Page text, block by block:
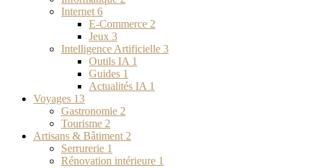
Internet 6
E-Commerce 2
Jeux 3
Intelligence Artificielle 3
Outils IA 1
Guides 1
Actualités IA 1
Voyages 13
Gastronomie 2
Tourisme 2
Artisans & Bâtiment 2
Serrurerie 1
Rénovation intérieure 1